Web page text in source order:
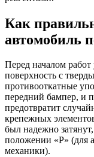
Как
автомобиль
Перед началом
поверхность с
противооткатные
передний бампер, и
предотвратит
крепежных
был надежно
положении «P» (для
механики).